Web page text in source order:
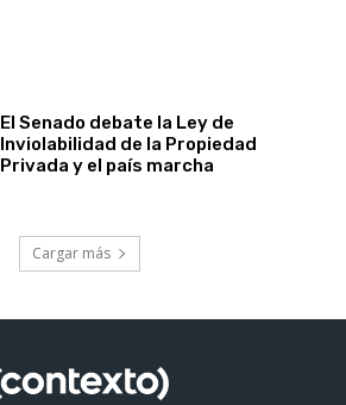
El Senado debate la Ley de
Inviolabilidad de la Propiedad
Privada y el país marcha
Cargar más